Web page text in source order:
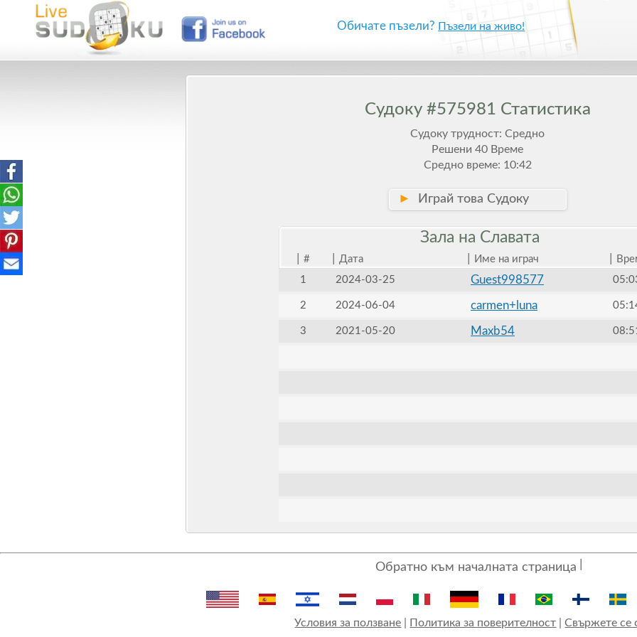
Обичате пъзели? Пъзели на живо!
Судоку #575981 Статистика
Судоку трудност: Средно
Решени 40 Време
Средно време: 10:42
► Играй това Судоку
Зала на Славата
# Дата Име на играч
1
2024-03-25 Guest998577
2 2024-06-04 carmen+luna
3 2021-05-20 Maxb54
Обратно към началната страница
Условия за ползване Политика за поверителност |Свържете се